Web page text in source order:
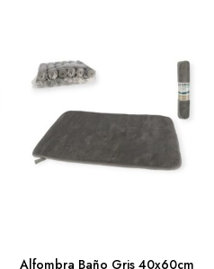
Alfombra Baño Gris 40x60cm